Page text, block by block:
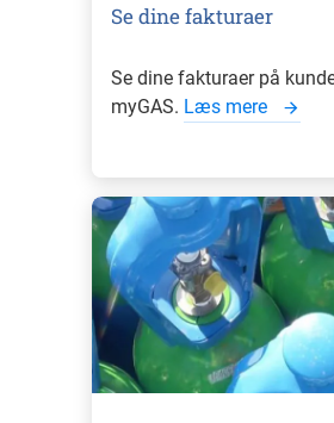
Se dine fakturaer
Se dine fakturaer på
myGAS. Læs mere